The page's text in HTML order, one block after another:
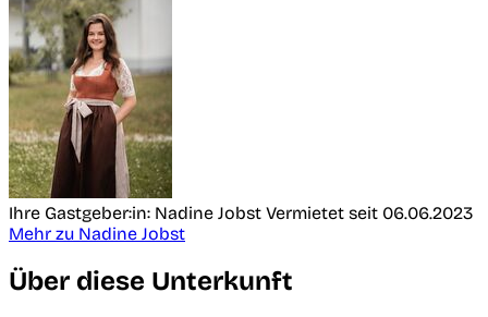
Ihre Gastgeber:in: Nadine Jobst Vermietet seit 06.06.2023
Mehr zu Nadine Jobst
Über diese Unterkunft